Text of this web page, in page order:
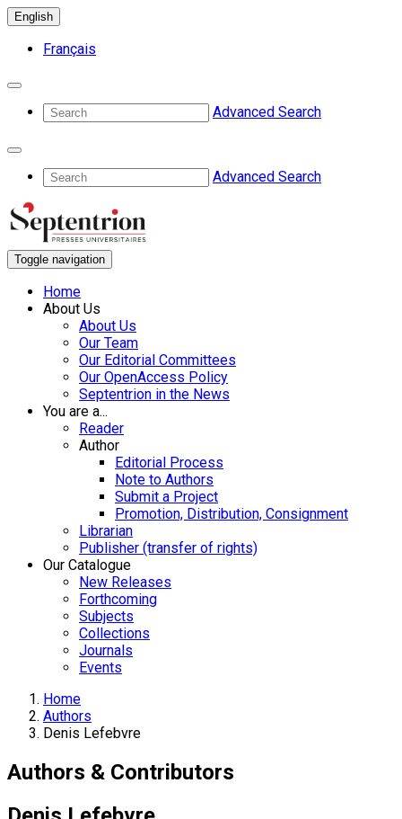
English
Français
Advanced Search
Advanced Search
Toggle navigation
Home
About Us
About Us
Our Team
Our Editorial Committees
Our OpenAccess Policy
Septentrion in the News
You are a...
Reader
Author
Editorial Process
Note to Authors
Submit a Project
Promotion, Distribution, Consignment
Librarian
Publisher (transfer of rights)
Our Catalogue
New Releases
Forthcoming
Subjects
Collections
Journals
Events
Home
Authors
Denis Lefebvre
Authors & Contributors